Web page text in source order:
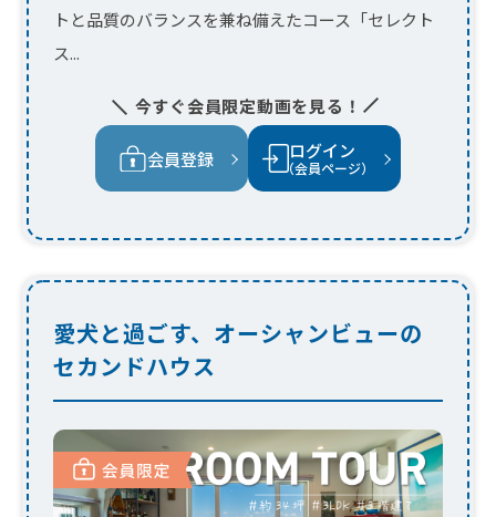
愛犬と過ごす、オーシャンビューの
セカンドハウス
都会を離れ、海辺でゆったりと過ごすため
のセカンドハウス